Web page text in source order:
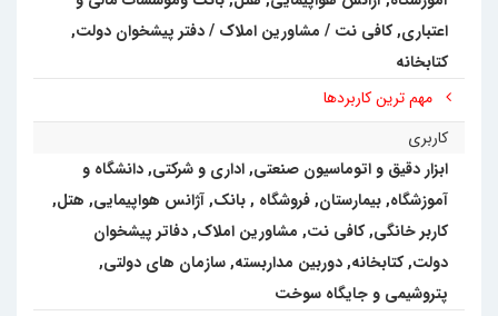
اعتباری,کافی نت / مشاورین املاک / دفتر پیشخوان دولت,
کتابخانه
مهم ترین کاربردها
کاربری
ابزار دقیق و اتوماسیون صنعتی,اداری و شرکتی,دانشگاه و
آموزشگاه,بیمارستان,فروشگاه ,بانک,آژانس هواپیمایی, هتل,
کاربر خانگی,کافی نت, مشاورین املاک, دفاتر پیشخوان
دولت, کتابخانه,دوربین مداربسته,سازمان های دولتی,
پتروشیمی و جایگاه سوخت